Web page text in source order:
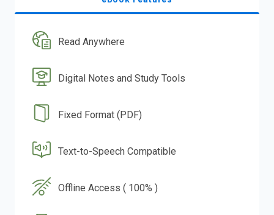
Read Anywhere
Digital Notes and Study Tools
Fixed Format (PDF)
Text-to-Speech Compatible
Offline Access ( 100% )